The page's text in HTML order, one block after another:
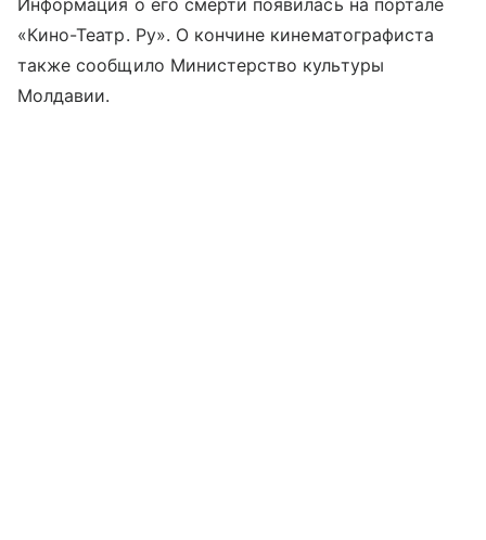
Информация о его смерти появилась на портале
«Кино-Театр. Ру». О кончине кинематографиста
также сообщило Министерство культуры
Молдавии.